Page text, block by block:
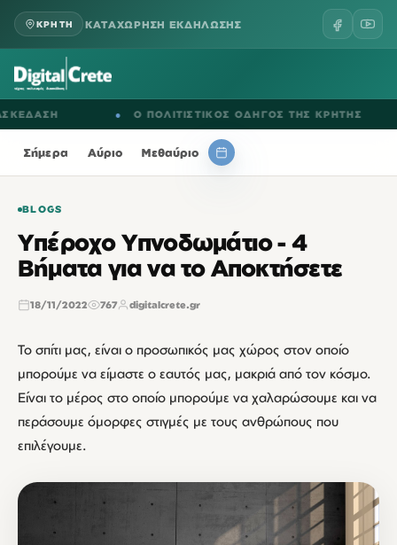
ΚΡΗΤΗ ΚΑΤΑΧΩΡΗΣΗ ΕΚΔΗΛΩΣΗΣ
Ο ΠΟΛΙΤΙΣΤΙΚΟΣ ΟΔΗΓΟΣ ΤΗΣ ΚΡΗΤΗΣ
Σήμερα Αύριο Μεθαύριο
BLOGS
Υπέροχο Υπνοδωμάτιο - 4
Βήματα για να το Αποκτήσετε
18/11/2022 767 digitalcrete.gr
Το σπίτι μας, είναι ο προσωπικός μας χώρος στον οποίο
μπορούμε να είμαστε ο εαυτός μας, μακριά από τον κόσμο.
Είναι το μέρος στο οποίο μπορούμε να χαλαρώσουμε και να
περάσουμε όμορφες στιγμές με τους ανθρώπους που
επιλέγουμε.